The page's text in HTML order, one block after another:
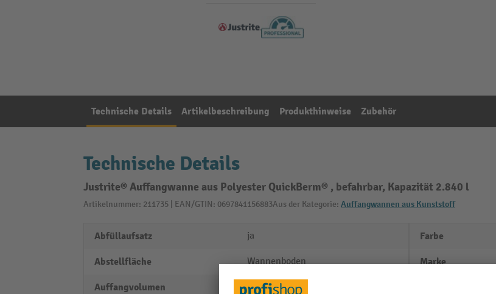
Technische Details Artikelbeschreibung Produkthinweise Zubehör
Technische Details
Justrite® Auffangwanne aus Polyester QuickBerm® , befahrbar, Kapazität 2.840 l
Artikelnummer: 211735 | EAN/GTIN: 0697841156883Aus der Kategorie: Auffangwannen aus Kunststoff
Abfüllaufsatz ja
Abstellfläche Wannenboden
Auffangvolumen 2840 l
Farbe
Marke